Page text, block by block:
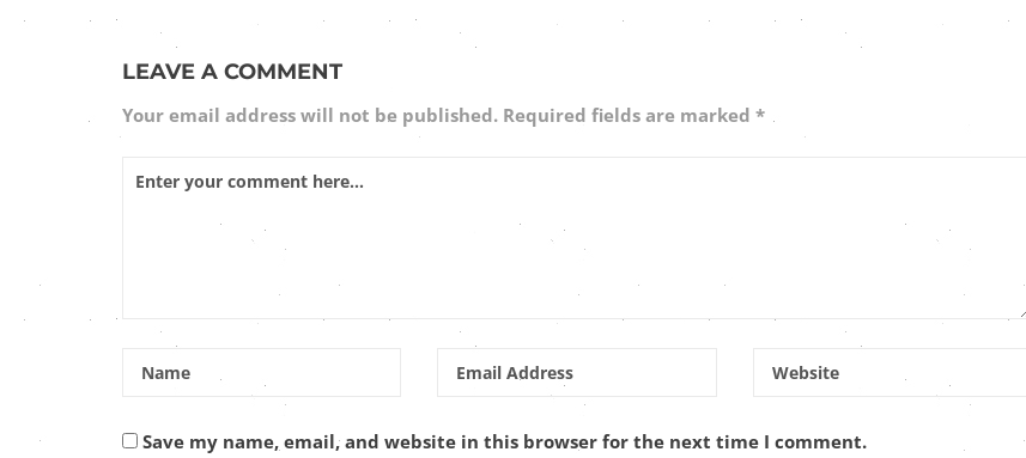
LEAVE A COMMENT
Your email address will not be published. Required fields are marked *
Save my name, email, and website in this browser for the next time I comment.